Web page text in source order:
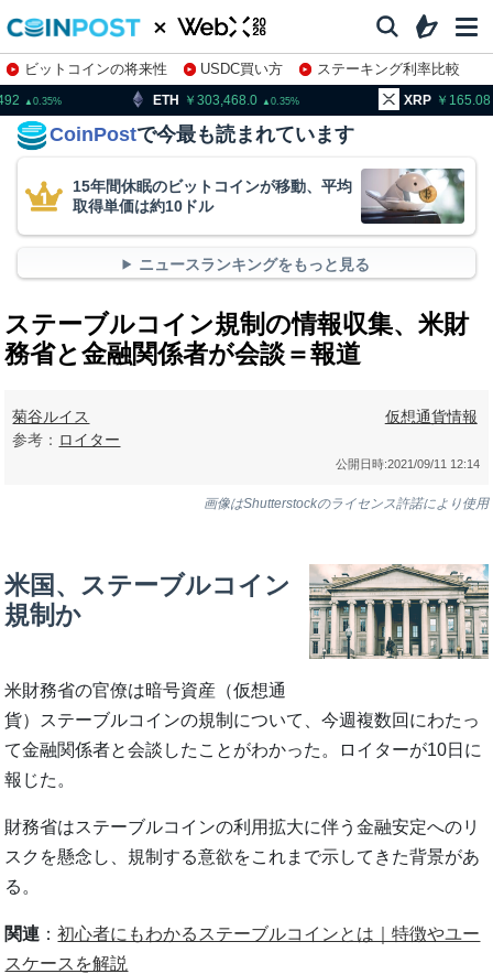
ビットコインの将来性 USDC買い方
ステーキング利率比較
株特集・関連銘柄
303,468.0 XRP 165.08
CoinPostで今最も読まれています
15年間休眠のビットコインが移動、平均
取得単価は約10ドル
ニュースランキングをもっと見る
ステーブルコイン規制の情報収集、米財
務省と金融関係者が会談＝報道
菊谷ルイス
参考： ロイター
仮想通貨情報
公開日時:2021/09/11 12:14
画像はShutterstockのライセンス許諾により使用
米国、ステーブルコイン
規制か
米財務省の官僚は暗号資産（仮想通
貨）ステーブルコインの規制について、今週複数回にわたっ
て金融関係者と会談したことがわかった。ロイターが10日に
報じた。
財務省はステーブルコインの利用拡大に伴う金融安定へのリ
スクを懸念し、規制する意欲をこれまで示してきた背景があ
る。
関連 ：初心者にもわかるステーブルコインとは｜特徴やユー
スケースを解説